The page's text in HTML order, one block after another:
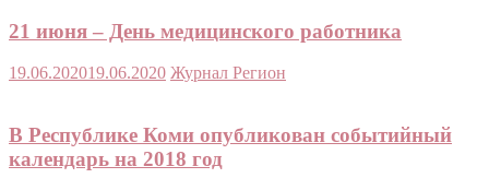
21 июня – День медицинского работника
19.06.202019.06.2020 Журнал Регион
В Республике Коми опубликован событийный
календарь на 2018 год